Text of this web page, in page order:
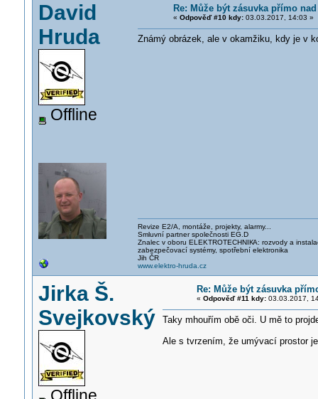
David
Hruda
Offline
Re: Může být zásuvka přímo
« Odpověď #10 kdy:03.03.2017, 14:03 »
Známý obrázek, ale v okamžiku, kdy je v
Revize E2/A, montáže, projekty, alarmy...
Smluvní partner společnosti EG.D
Znalec v oboru ELEKTROTECHNIKA: rozvody a
zabezpečovací systémy, spotřební elektronika
Jih ČR
www.elektro-hruda.cz
Jirka Š.
Svejkovský
Re: Může být zásuvka
« Odpověď #11 kdy:03.03.2017,
Taky mhouřím obě oči. U mě to
Ale s tvrzením, že umývací prostor